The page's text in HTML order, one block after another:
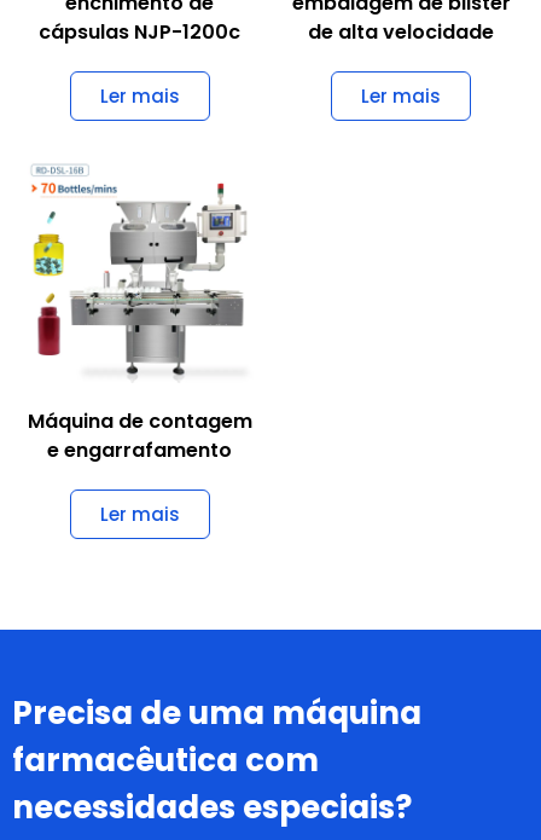
cápsulas NJP-1200c
Ler mais
de alta velocidade
Ler mais
Máquina de contagem
e engarrafamento
Ler mais
Precisa de uma máquina
farmacêutica com
necessidades especiais?